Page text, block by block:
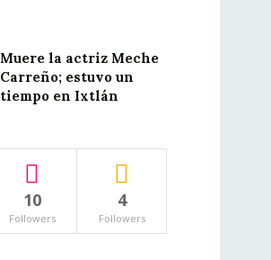
Muere la actriz Meche
Carreño; estuvo un
tiempo en Ixtlán
10
Followers
4
Followers